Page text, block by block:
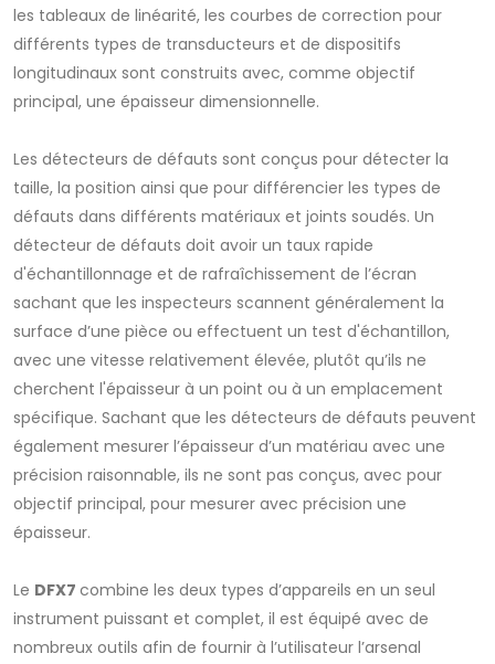
les tableaux de linéarité, les courbes de correction pour
différents types de transducteurs et de dispositifs
longitudinaux sont construits avec, comme objectif
principal, une épaisseur dimensionnelle.
Les détecteurs de défauts sont conçus pour détecter la
taille, la position ainsi que pour différencier les types de
défauts dans différents matériaux et joints soudés. Un
détecteur de défauts doit avoir un taux rapide
d'échantillonnage et de rafraîchissement de l’écran
sachant que les inspecteurs scannent généralement la
surface d’une pièce ou effectuent un test d'échantillon,
avec une vitesse relativement élevée, plutôt qu’ils ne
cherchent l'épaisseur à un point ou à un emplacement
spécifique. Sachant que les détecteurs de défauts peuvent
également mesurer l’épaisseur d’un matériau avec une
précision raisonnable, ils ne sont pas conçus, avec pour
objectif principal, pour mesurer avec précision une
épaisseur.
Le DFX7 combine les deux types d’appareils en un seul
instrument puissant et complet, il est équipé avec de
nombreux outils afin de fournir à l’utilisateur l’arsenal